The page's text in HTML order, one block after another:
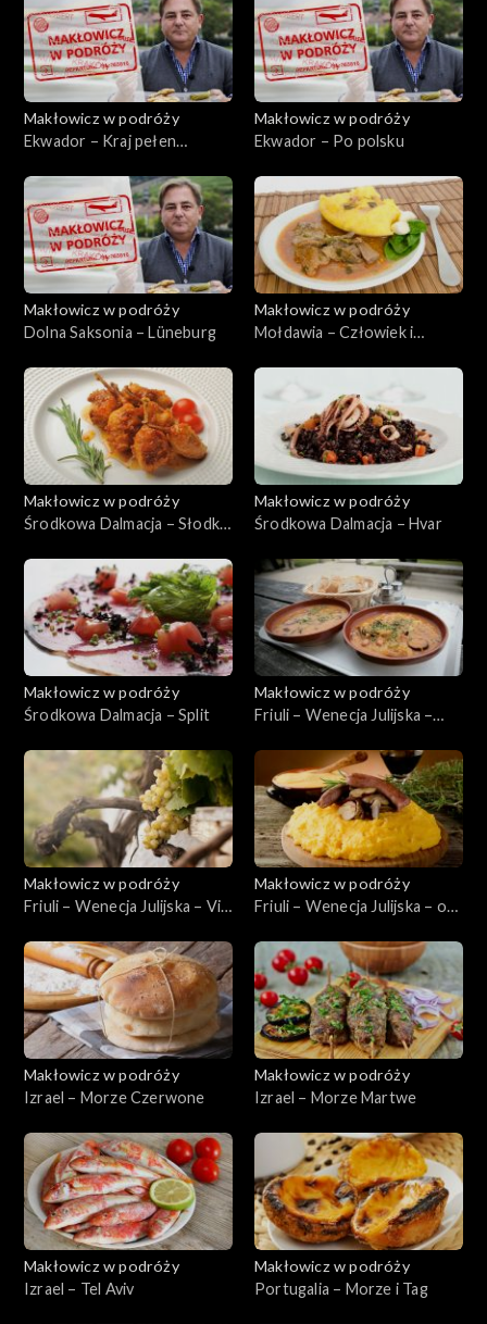
Makłowicz w podróży
Ekwador – Kraj pełen
Makłowicz w podróży
Ekwador – Po polsku
Makłowicz w podróży
Dolna Saksonia – Lüneburg
Makłowicz w podróży
Mołdawia – Człowiek i
Makłowicz w podróży
Środkowa Dalmacja – Słodka
Makłowicz w podróży
Środkowa Dalmacja – Hvar
Makłowicz w podróży
Środkowa Dalmacja – Split
Makłowicz w podróży
Friuli – Wenecja Julijska –
Makłowicz w podróży
Friuli – Wenecja Julijska – Via
Makłowicz w podróży
Friuli – Wenecja Julijska – od
Makłowicz w podróży
Izrael – Morze Czerwone
Makłowicz w podróży
Izrael – Morze Martwe
Makłowicz w podróży
Izrael – Tel Aviv
Makłowicz w podróży
Portugalia – Morze i Tag